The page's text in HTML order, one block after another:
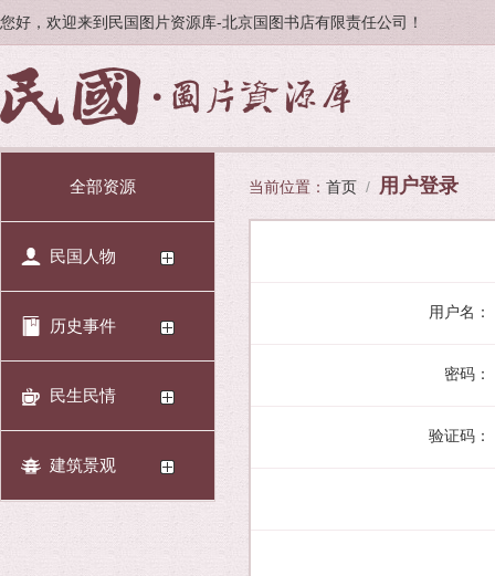
您好，欢迎来到民国图片资源库-北京国图书店有限责任公司！
全部资源
民国人物
历史事件
民生民情
建筑景观
当前位置： 首页 / 用户登录
用户名：
密码：
验证码：